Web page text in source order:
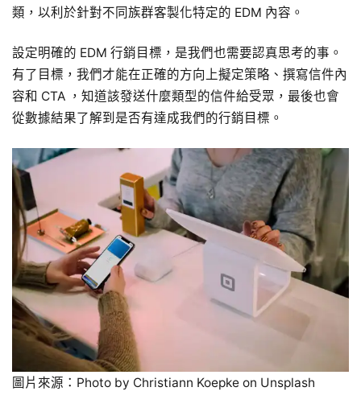
類，以利於針對不同族群客製化特定的 EDM 內容。
設定明確的 EDM 行銷目標，是我們也需要認真思考的事。
有了目標，我們才能在正確的方向上擬定策略、撰寫信件內
容和 CTA ，知道該發送什麼類型的信件給受眾，最後也會
從數據結果了解到是否有達成我們的行銷目標。
圖片來源：Photo by Christiann Koepke on Unsplash